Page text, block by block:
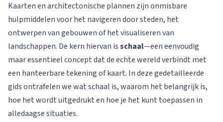
Kaarten en architectonische plannen zijn onmisbare
hulpmiddelen voor het navigeren door steden, het
ontwerpen van gebouwen of het visualiseren van
landschappen. De kern hiervan isschaal—een eenvoudig
maar essentieel concept dat de echte wereld verbindt met
een hanteerbare tekening of kaart. In deze gedetailleerde
gids ontrafelen we wat schaal is, waarom het belangrijk is,
hoe het wordt uitgedrukt en hoe je het kunt toepassen in
alledaagse situaties.